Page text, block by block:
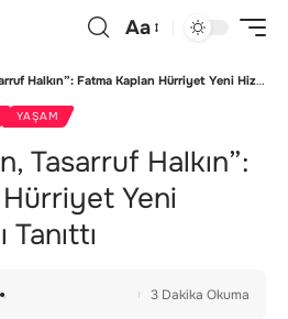
Aa
Fatma Kaplan Hürriyet Yeni Hizmet Aracını Tanıttı
YAŞAM
Tasarruf Halkın”:
Yeni
3 Dakika Okuma